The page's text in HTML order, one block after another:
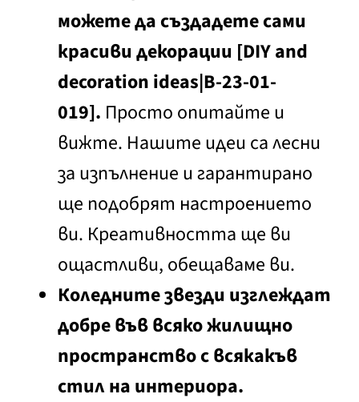
можете да създадете сами
красиви декорации [DIY and
decoration ideas|B-23-01-
019]. Просто опитайте и
вижте. Нашите идеи са лесни
за изпълнение и гарантирано
ще подобрят настроението
ви. Креативността ще ви
ощастливи, обещаваме ви.
Коледните звезди изглеждат
добре във всяко жилищно
пространство с всякакъв
стил на интериора.